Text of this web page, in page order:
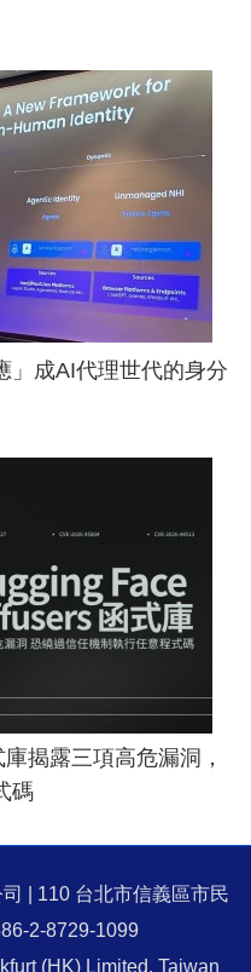
」成AI代理世代的身分
揭露三項高危漏洞，
碼
| 110 台北市信義區市民
2-8729-1099
(HK) Limited, Taiwan